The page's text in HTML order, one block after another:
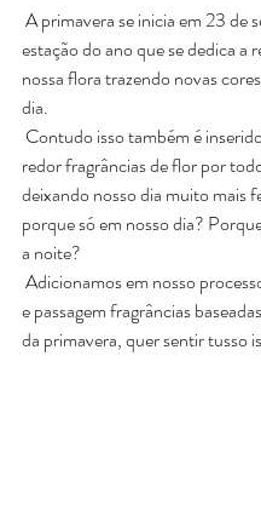
estação do ano que se dedica a
nossa flora trazendo novas
dia.
redor fragrâncias de flor por
deixando nosso dia muito mais
porque só em nosso dia?
a noite?
e passagem fragrâncias
da primavera, quer sentir tusso